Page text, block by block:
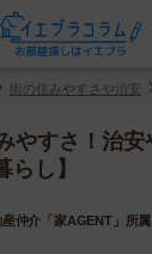
街の住みやすさや治安
やすさ！治安
し】
産仲介「家AGENT」所属